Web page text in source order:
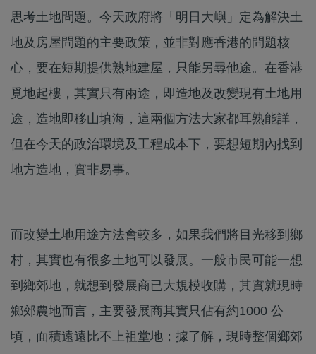
思考土地問題。今天政府將「明日大嶼」定為解決土
地及房屋問題的主要政策，並非對應香港的問題核
心，要在短期提供熟地建屋，只能另尋他途。在香港
覓地起樓，其實只有兩途，即造地及改變現有土地用
途，造地即移山填海，這兩個方法大家都耳熟能詳，
但在今天的政治環境及工程成本下，要想短期內找到
地方造地，實非易事。
而改變土地用途方法會較多，如果我們將目光移到鄉
村，其實也有很多土地可以發展。一般市民可能一想
到鄉郊地，就想到發展商已大規模收購，其實就現時
鄉郊農地而言，主要發展商其實只佔有約1000 公
頃，面積遠遠比不上祖堂地；據了解，現時整個鄉郊